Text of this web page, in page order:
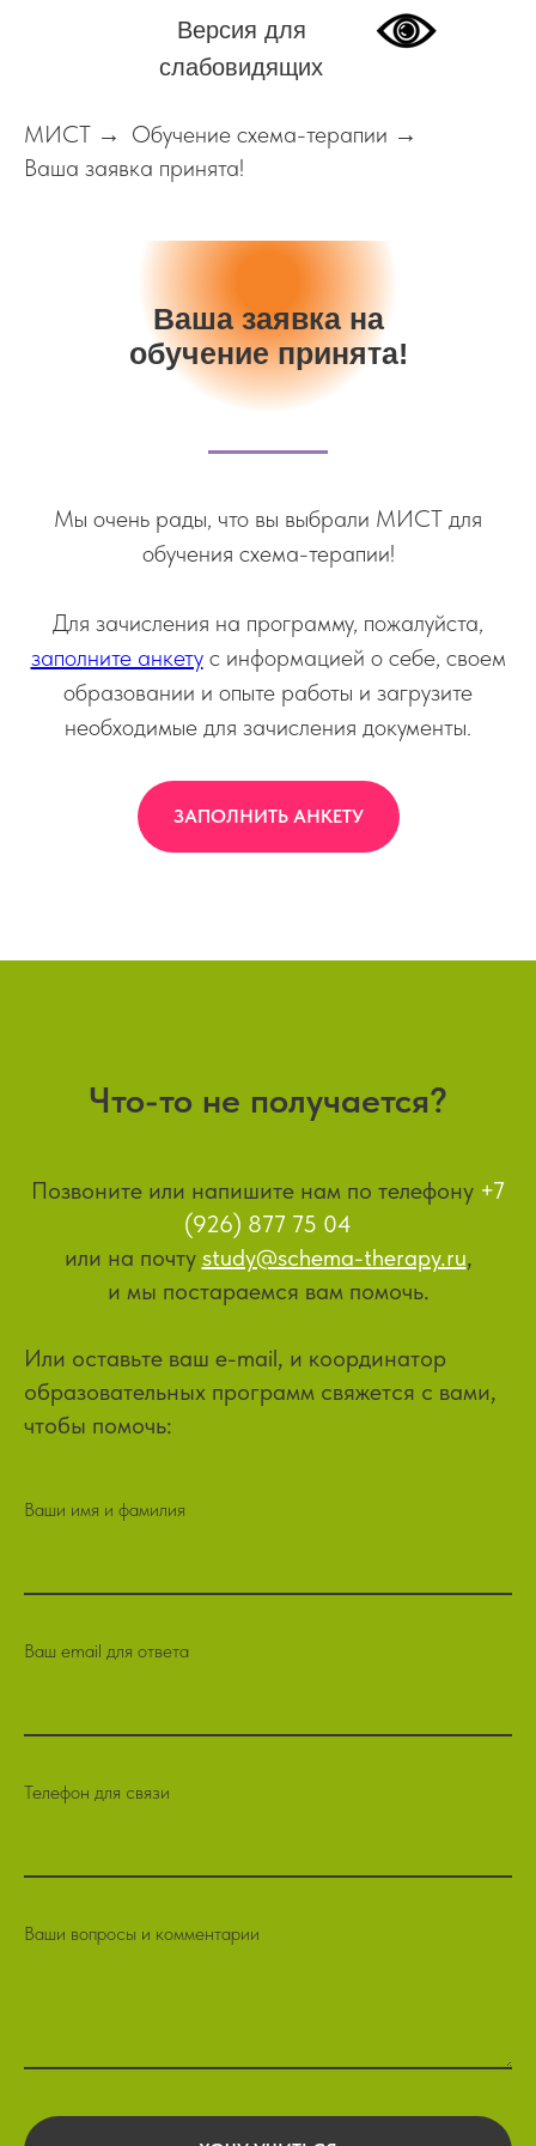
Версия для
слабовидящих
МИСТ → Обучение схема-терапии →
Ваша заявка принята!
Ваша заявка на
обучение принята!
Мы очень рады, что вы выбрали МИСТ для
обучения схема-терапии!
Для зачисления на программу, пожалуйста,
заполните анкетус информацией о себе, своем
образовании и опыте работы и загрузите
необходимые для зачисления документы.
ЗАПОЛНИТЬ АНКЕТУ
Что-то не получается?
Позвоните или напишите нам по телефону +7
(926) 877 75 04
или на почту study@schema-therapy.ru,
и мы постараемся вам помочь.
Или оставьте ваш e-mail, и координатор
образовательных программ свяжется с вами,
чтобы помочь:
Ваши имя и фамилия
Ваш email для ответа
Телефон для связи
Ваши вопросы и комментарии